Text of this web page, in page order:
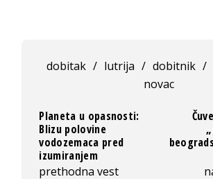
dobitak / lutrija / dobitnik /
novac
Planeta u opasnosti:
Blizu polovine
vodozemaca pred
izumiranjem
prethodna vest